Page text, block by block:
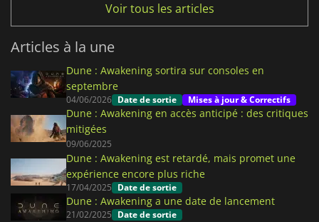
Voir tous les articles
Articles à la une
Dune : Awakening sortira sur consoles en
septembre
04/06/2026 Date de sortie Mises à jour & Correctifs
Dune : Awakening en accès anticipé : des critiques
mitigées
09/06/2025
Dune : Awakening est retardé, mais promet une
expérience encore plus riche
17/04/2025 Date de sortie
Dune : Awakening a une date de lancement
21/02/2025 Date de sortie